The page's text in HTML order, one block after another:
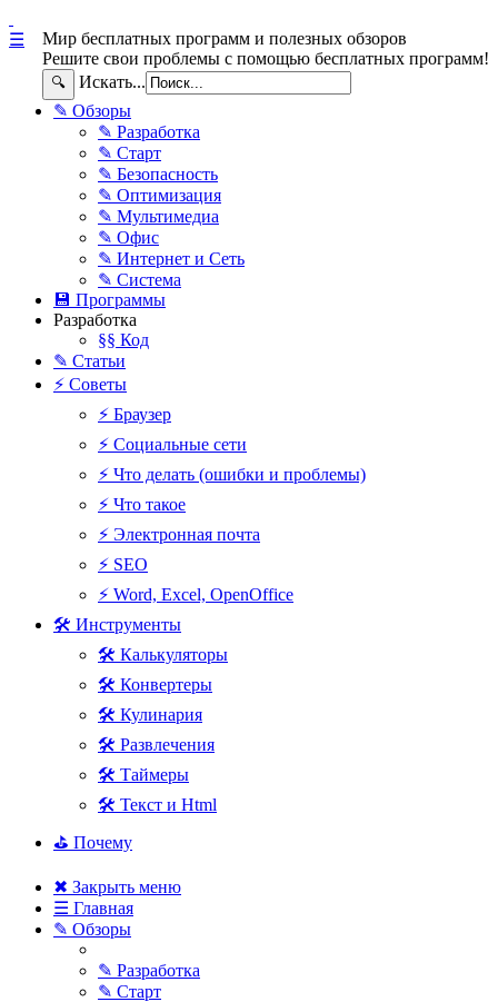
Мир бесплатных программ и полезных обзоров
Решите свои проблемы с помощью бесплатных программ!
🔍 Искать...
☰
✎ Обзоры
✎ Разработка
✎ Старт
✎ Безопасность
✎ Оптимизация
✎ Мультимедиа
✎ Офис
✎ Интернет и Сеть
✎ Система
💾 Программы
Разработка
§§ Код
✎ Статьи
⚡ Советы
⚡ Браузер
⚡ Социальные сети
⚡ Что делать (ошибки и проблемы)
⚡ Что такое
⚡ Электронная почта
⚡ SEO
⚡ Word, Excel, OpenOffice
🛠 Инструменты
🛠 Калькуляторы
🛠 Конвертеры
🛠 Кулинария
🛠 Развлечения
🛠 Таймеры
🛠 Текст и Html
⛳ Почему
✖ Закрыть меню
☰ Главная
✎ Обзоры
✎ Разработка
✎ Старт